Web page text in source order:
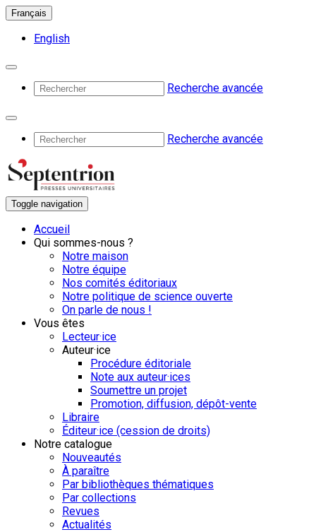
Français
English
Recherche avancée
Recherche avancée
Toggle navigation
Accueil
Qui sommes-nous ?
Notre maison
Notre équipe
Nos comités éditoriaux
Notre politique de science ouverte
On parle de nous !
Vous êtes
Lecteur·ice
Auteur·ice
Procédure éditoriale
Note aux auteur·ices
Soumettre un projet
Promotion, diffusion, dépôt-vente
Libraire
Éditeur·ice (cession de droits)
Notre catalogue
Nouveautés
À paraître
Par bibliothèques thématiques
Par collections
Revues
Actualités